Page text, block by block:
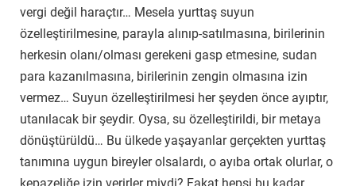
vergi değil haraçtır… Mesela yurttaş suyun
özelleştirilmesine, parayla alınıp-satılmasına, birilerinin
herkesin olanı/olması gerekeni gasp etmesine, sudan
para kazanılmasına, birilerinin zengin olmasına izin
vermez… Suyun özelleştirilmesi her şeyden önce ayıptır,
utanılacak bir şeydir. Oysa, su özelleştirildi, bir metaya
dönüştürüldü… Bu ülkede yaşayanlar gerçekten yurttaş
tanımına uygun bireyler olsalardı, o ayıba ortak olurlar, o